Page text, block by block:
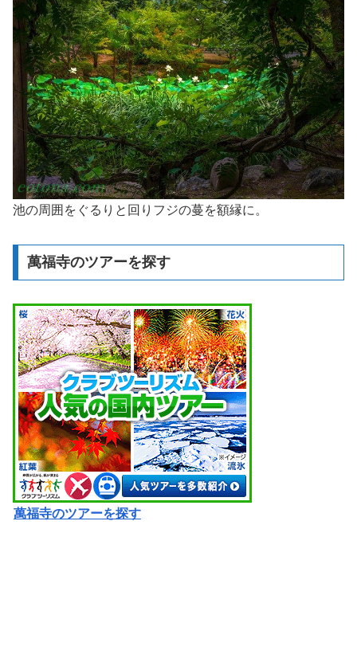
池の周囲をぐるりと回りフジの蔓を額縁に。
萬福寺のツアーを探す
萬福寺のツアーを探す